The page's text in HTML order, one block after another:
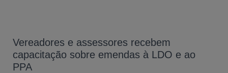
Vereadores e assessores recebem
capacitação sobre emendas à LDO e ao
PPA